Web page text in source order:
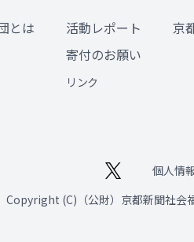
とは 活動レポート
京
寄付のお願い
リンク
個人情
Copyright (C)（公財）京都新聞社会